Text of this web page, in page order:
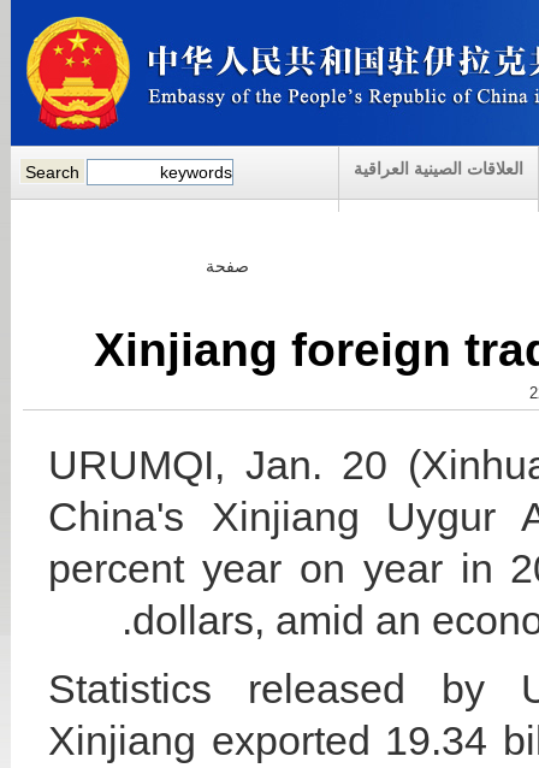
العلاقات الصينية العراقية
صفحة
Xinjiang foreign
URUMQI, Jan. 20
China's Xinjiang Uygur
percent year on year in
dollars, amid an
Statistics released by
Xinjiang exported 19.34